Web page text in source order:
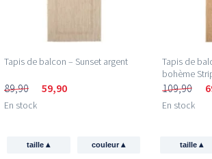
Tapis de balcon – Sunset argent
89,90 59,90
En stock
taille▴ couleur▴
Tapis de
bohème
109,90
En stock
taille▴